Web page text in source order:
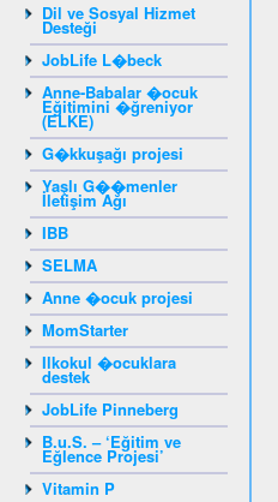
Dil ve Sosyal Hizmet
Desteği
JobLife L�beck
Anne-Babalar �ocuk
Eğitimini �ğreniyor
(ELKE)
G�kkuşağı projesi
Yaşlı G��menler
İletişim Ağı
IBB
SELMA
Anne �ocuk projesi
MomStarter
Ilkokul �ocuklara
destek
JobLife Pinneberg
B.u.S. – ‘Eğitim ve
Eğlence Projesi’
Vitamin P